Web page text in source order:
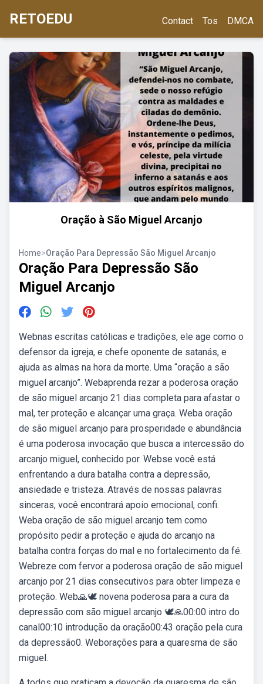
RETOEDU Contact Tos DMCA
Oração à São Miguel Arcanjo
Home>Oração Para Depressão São Miguel Arcanjo
Oração Para Depressão São
Miguel Arcanjo
Webnas escritas católicas e tradições, ele age como o
defensor da igreja, e chefe oponente de satanás, e
ajuda as almas na hora da morte. Uma “oração a são
miguel arcanjo”. Webaprenda rezar a poderosa oração
de são miguel arcanjo 21 dias completa para afastar o
mal, ter proteção e alcançar uma graça. Weba oração
de são miguel arcanjo para prosperidade e abundância
é uma poderosa invocação que busca a intercessão do
arcanjo miguel, conhecido por. Webse você está
enfrentando a dura batalha contra a depressão,
ansiedade e tristeza. Através de nossas palavras
sinceras, você encontrará apoio emocional, confi.
Weba oração de são miguel arcanjo tem como
propósito pedir a proteção e ajuda do arcanjo na
batalha contra forças do mal e no fortalecimento da fé.
Webreze com fervor a poderosa oração de são miguel
arcanjo por 21 dias consecutivos para obter limpeza e
proteção. Web🙏🕊️ novena poderosa para a cura da
depressão com são miguel arcanjo 🕊️🙏00:00 intro do
canal00:10 introdução da oração00:43 oração pela cura
da depressão0. Weborações para a quaresma de são
miguel.